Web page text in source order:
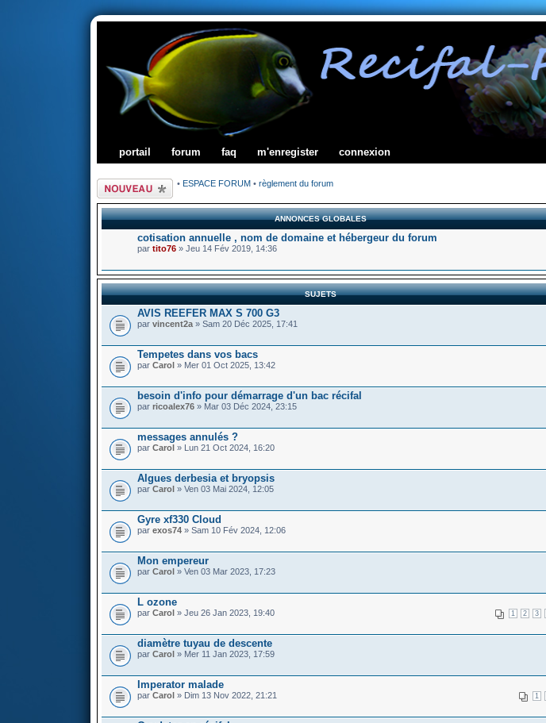
portail forum faq m'enregister connexion
Écrire un nouveau
sujet
• ESPACE FORUM • règlement du forum
ANNONCES GLOBALES
cotisation annuelle , nom de domaine et hébergeur du forum
par tito76 » Jeu 14 Fév 2019, 14:36
SUJETS
AVIS REEFER MAX S 700 G3
par vincent2a » Sam 20 Déc 2025, 17:41
Tempetes dans vos bacs
par Carol » Mer 01 Oct 2025, 13:42
besoin d'info pour démarrage d'un bac récifal
par ricoalex76 » Mar 03 Déc 2024, 23:15
messages annulés ?
par Carol » Lun 21 Oct 2024, 16:20
Algues derbesia et bryopsis
par Carol » Ven 03 Mai 2024, 12:05
Gyre xf330 Cloud
par exos74 » Sam 10 Fév 2024, 12:06
Mon empereur
par Carol » Ven 03 Mar 2023, 17:23
L ozone
1 2 3
par Carol » Jeu 26 Jan 2023, 19:40
diamètre tuyau de descente
par Carol » Mer 11 Jan 2023, 17:59
Imperator malade
1
par Carol » Dim 13 Nov 2022, 21:21